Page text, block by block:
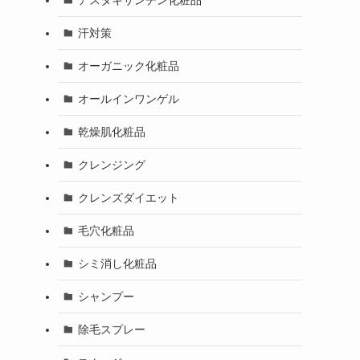
汗対策
オーガニック化粧品
オールインワンゲル
乾燥肌化粧品
クレンジング
クレンズダイエット
毛穴化粧品
シミ消し化粧品
シャンプー
除毛スプレー